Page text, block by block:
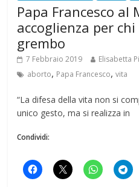
Papa Francesco al
accoglienza per
grembo
7 Febbraio 2019 Elisabetta
aborto, Papa Francesco,vita
“La difesa della vita non si
unico gesto, ma si realizza in
Condividi: